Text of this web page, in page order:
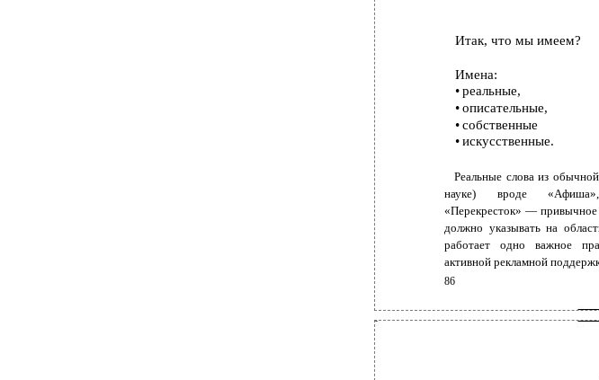
Итак, что мы имеем?
Имена:
•реальные,
•описательные,
•собственные
•искусственные.
Реальные слова из
науке) вроде
«Перекресток» — привычное
должно указывать на
работает одно важное
активной рекламной
86